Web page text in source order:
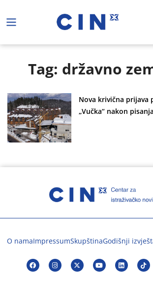
Tag: državno
Nova krivična prijava
„Vučka“ nakon
O namaImpressumSkupštinaGodišnji